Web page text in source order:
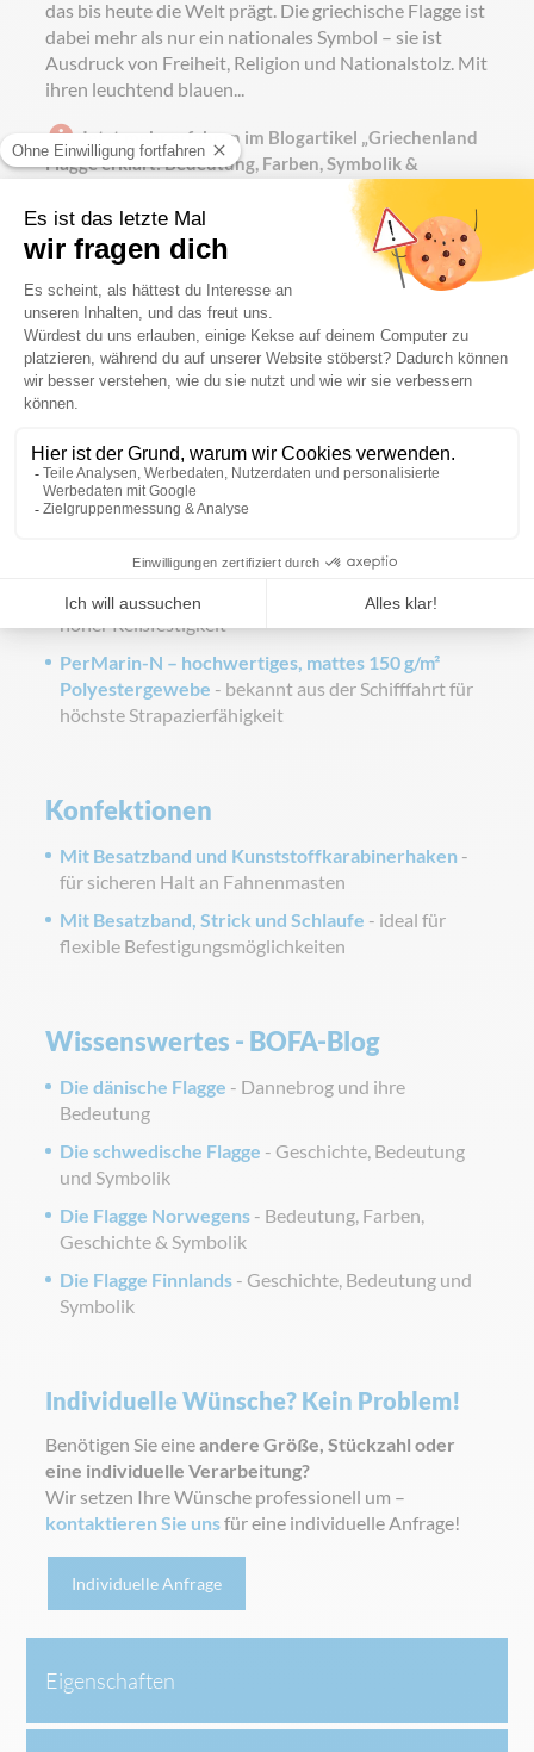
das bis heute die Welt prägt. Die griechische Flagge ist
dabei mehr als nur ein nationales Symbol – sie ist
Ausdruck von Freiheit, Religion und Nationalstolz. Mit
ihren leuchtend blauen...
Jetzt mehr erfahren im Blogartikel „Griechenland
Flagge erklärt: Bedeutung, Farben, Symbolik &
Gängige Formate
150 × 100 cm
200 × 120 cm
250 × 150 cm
Materialien
Tricoflagg – leicht glänzend, 110 g/m²
Polyestergewirke
- ideal für den Außeneinsatz mit
hoher Reißfestigkeit
PerMarin-N – hochwertiges, mattes 150 g/m²
Polyestergewebe - bekannt aus der Schifffahrt für
höchste Strapazierfähigkeit
Konfektionen
Mit Besatzband und Kunststoffkarabinerhaken -
für sicheren Halt an Fahnenmasten
Mit Besatzband, Strick und Schlaufe - ideal für
flexible Befestigungsmöglichkeiten
Wissenswertes - BOFA-Blog
Die dänische Flagge - Dannebrog und ihre
Bedeutung
Die schwedische Flagge - Geschichte, Bedeutung
und Symbolik
Die Flagge Norwegens - Bedeutung, Farben,
Geschichte & Symbolik
Die Flagge Finnlands - Geschichte, Bedeutung und
Symbolik
Individuelle Wünsche? Kein Problem!
Benötigen Sie eineandere Größe, Stückzahl oder
eine individuelle Verarbeitung?
Wir setzen Ihre Wünsche professionell um –
kontaktieren Sie unsfür eine individuelle Anfrage!
Individuelle Anfrage
Eigenschaften